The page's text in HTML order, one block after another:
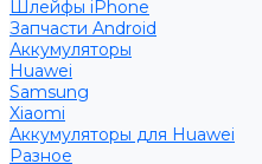
Шлейфы iPhone
Запчасти Android
Аккумуляторы
Huawei
Samsung
Xiaomi
Аккумуляторы для Huawei
Разное